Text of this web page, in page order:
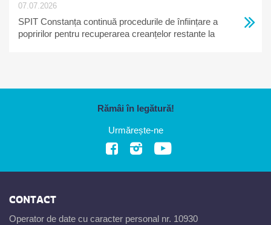
07.07.2026
SPIT Constanța continuă procedurile de înființare a
popririlor pentru recuperarea creanțelor restante la
Rămâi în legătură!
Urmărește-ne
CONTACT
Operator de date cu caracter personal nr. 10930